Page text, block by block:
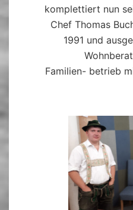
komplettiert nun
Chef Thomas
1991 und
Familien- betrieb